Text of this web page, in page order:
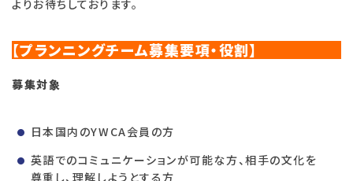
よりお待ちしております。
【プランニングチーム募集要項・役割】
募集対象
日本国内のYWCA会員の方
英語でのコミュニケーションが可能な方、相手の文化を
尊重し、理解しようとする方